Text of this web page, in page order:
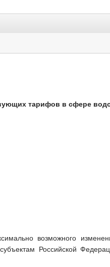
тарифов в сфере
возможного
Российской